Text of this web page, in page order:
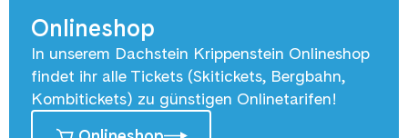
Onlineshop
In unserem Dachstein Krippenstein Onlineshop
findet ihr alle Tickets (Skitickets, Bergbahn,
Kombitickets) zu günstigen Onlinetarifen!